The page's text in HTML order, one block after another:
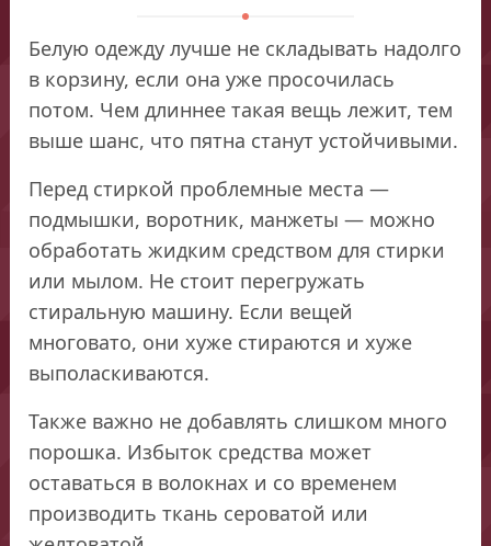
Белую одежду лучше не складывать надолго
в корзину, если она уже просочилась
потом. Чем длиннее такая вещь лежит, тем
выше шанс, что пятна станут устойчивыми.
Перед стиркой проблемные места —
подмышки, воротник, манжеты — можно
обработать жидким средством для стирки
или мылом. Не стоит перегружать
стиральную машину. Если вещей
многовато, они хуже стираются и хуже
выполаскиваются.
Также важно не добавлять слишком много
порошка. Избыток средства может
оставаться в волокнах и со временем
производить ткань сероватой или